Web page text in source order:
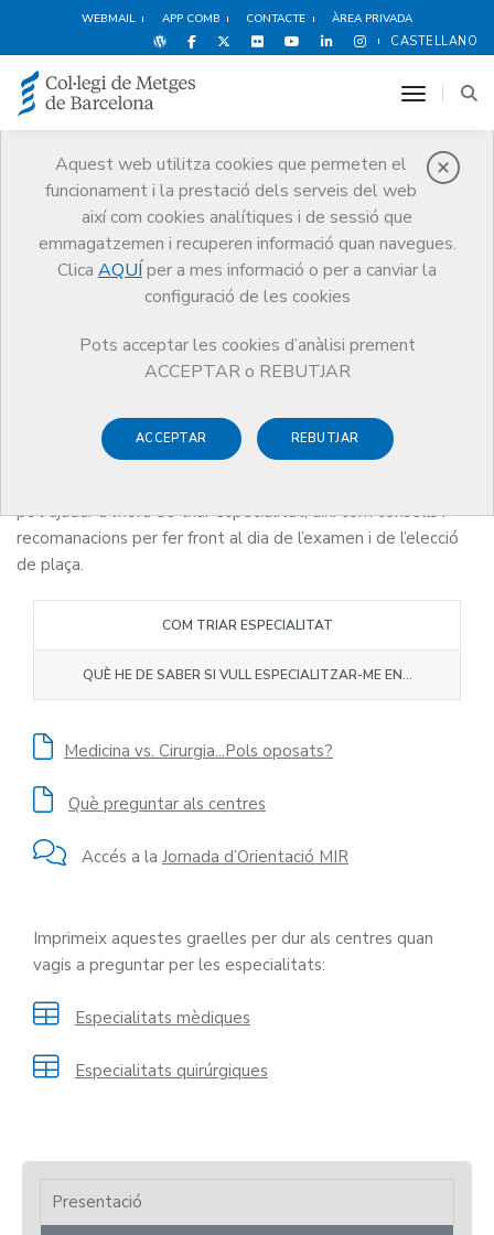
WEBMAIL APP COMB CONTACTE ÀREA PRIVADA
CASTELLANO
Aquest web utilitza cookies que permeten el
funcionament i la prestació dels serveis del web
així com cookies analítiques i de sessió que
emmagatzemen i recuperen informació quan navegues.
Clica AQUÍ per a mes informació o per a canviar la
configuració de les cookies
Pots acceptar les cookies d’anàlisi prement
ACCEPTAR o REBUTJAR
ACCEPTAR REBUTJAR
toggle
MIR
Orientació Professional MIR Abans del MIR
Abans del MIR
Una bona preparació és fonamental per fer front a l’examen
MIR i a la residència. La Secció de Metges MIR i Metges
pot ajudar a l’hora de triar especialitat, així com consells i
recomanacions per fer front al dia de l’examen i de l’elecció
de plaça.
COM TRIAR ESPECIALITAT
QUÈ HE DE SABER SI VULL ESPECIALITZAR-ME EN…
Medicina vs. Cirurgia...Pols oposats?
Què preguntar als centres
Accés a la Jornada d’Orientació MIR
Imprimeix aquestes graelles per dur als centres quan
vagis a preguntar per les especialitats:
Especialitats mèdiques
Especialitats quirúrgiques
Presentació